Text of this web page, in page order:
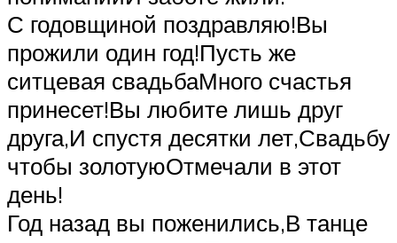
С годовщиной поздравляю!Вы
прожили один год!Пусть же
ситцевая свадьбаМного счастья
принесет!Вы любите лишь друг
друга,И спустя десятки лет,Свадьбу
чтобы золотуюОтмечали в этот
день!
Год назад вы поженились,В танце